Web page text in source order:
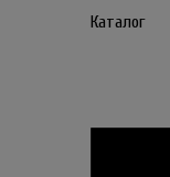
Каталог